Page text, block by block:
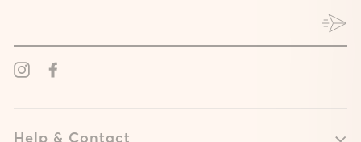
Help & Contact
Instagram